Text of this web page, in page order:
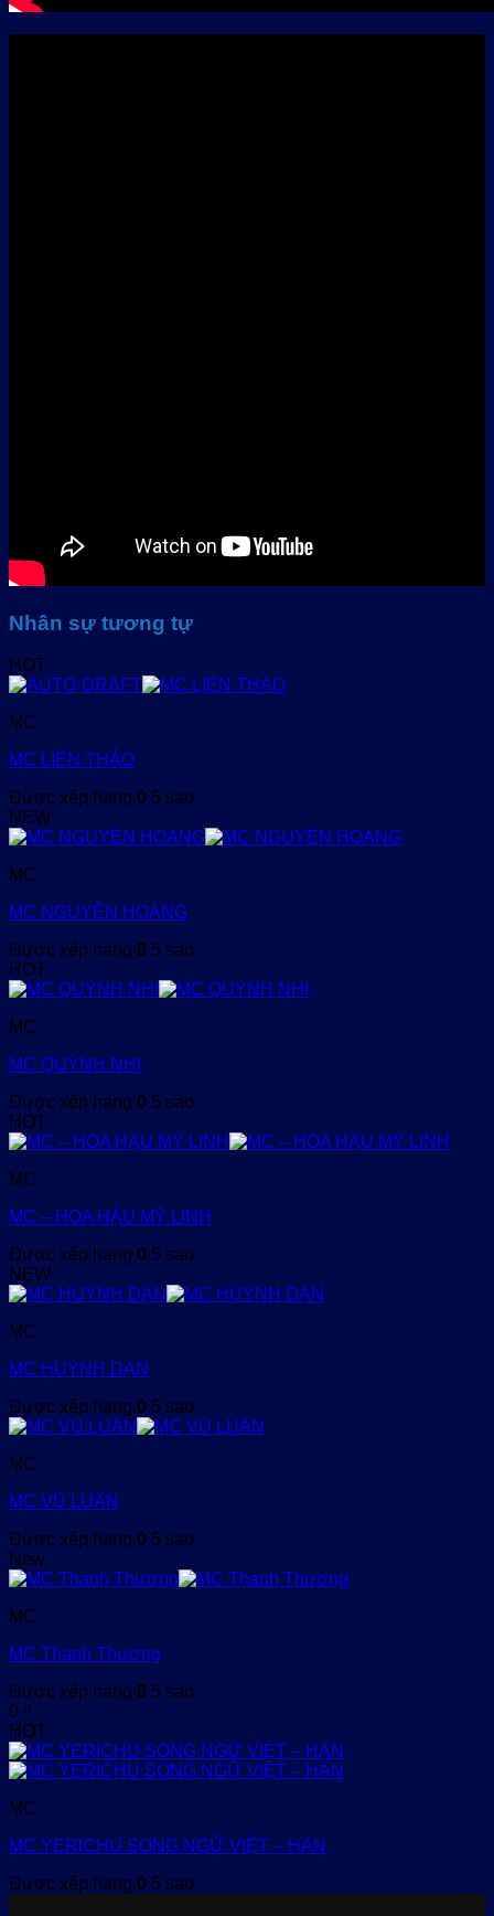
Nhân sự tương tự
HOT
MC
MC LIÊN THẢO
Được xếp hạng 0 5 sao
NEW
MC
MC NGUYỄN HOÀNG
Được xếp hạng 0 5 sao
HOT
MC
MC QUỲNH NHI
Được xếp hạng 0 5 sao
HOT
MC
MC – HOA HẬU MỸ LINH
Được xếp hạng 0 5 sao
NEW
MC
MC HUỲNH DẠN
Được xếp hạng 0 5 sao
MC
MC VŨ LUÂN
Được xếp hạng 0 5 sao
New
MC
MC Thanh Thương
Được xếp hạng 0 5 sao
0 ₫
HOT
MC
MC YERICHU SONG NGỮ VIỆT – HÀN
Được xếp hạng 0 5 sao